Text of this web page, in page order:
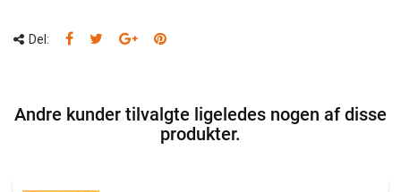
Del:
Andre kunder tilvalgte ligeledes nogen af disse
produkter.